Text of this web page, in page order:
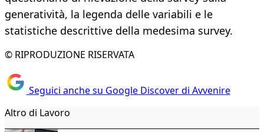
generatività, la legenda delle variabili e le
statistiche descrittive della medesima survey.
© RIPRODUZIONE RISERVATA
Seguici anche su Google Discover di Avvenire
Altro di Lavoro